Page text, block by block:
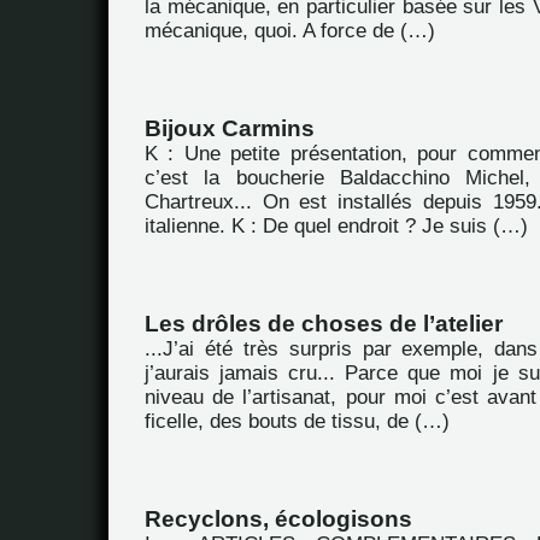
la mécanique, en particulier basée sur les
mécanique, quoi. A force de (…)
Bijoux Carmins
K : Une petite présentation, pour
c’est la boucherie Baldacchino
Chartreux... On est installés depuis
italienne. K : De quel endroit ? Je suis (…)
Les drôles de choses de l’atelier
...J’ai été très surpris par exemple,
j’aurais jamais cru... Parce que moi je
niveau de l’artisanat, pour moi c’est
ficelle, des bouts de tissu, de (…)
Recyclons, écologisons